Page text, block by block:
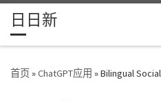
Skip to content
日日新
首页»ChatGPT应用 »Bilingual